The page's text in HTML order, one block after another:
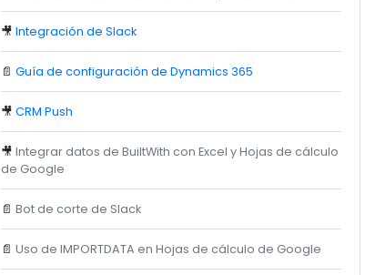
🎥Integración de Slack
📄Guía de configuración de Dynamics 365
🎥CRM Push
🎥Integrar datos de BuiltWith con Excel y Hojas de cálculo
de Google
📄Bot de corte de Slack
📄Uso de IMPORTDATA en Hojas de cálculo de Google